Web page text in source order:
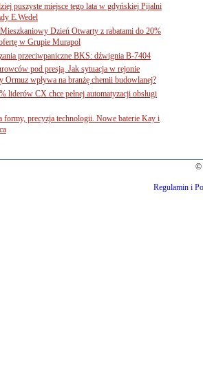
puszyste miejsce tego lata w gdyńskiej Pijalni
E.Wedel
Dzień Otwarty z rabatami do 20%
ofertę w Grupie Murapol
przeciwpaniczne BKS: dźwignia B-7404
pod presją. Jak sytuacja w rejonie
Ormuz wpływa na branżę chemii budowlanej?
liderów CX chce pełnej automatyzacji obsługi
formy, precyzja technologii. Nowe baterie Kay i
©
Regulamin i